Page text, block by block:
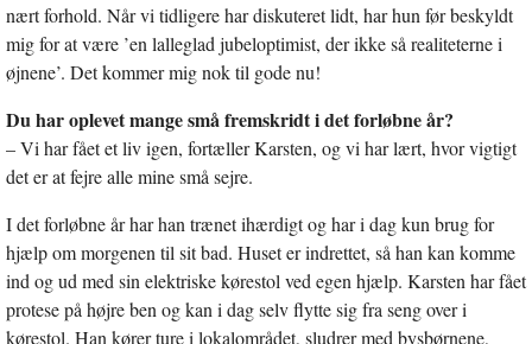
nært forhold. Når vi tidligere har diskuteret lidt, har hun før beskyldt
mig for at være ’en lalleglad jubeloptimist, der ikke så realiteterne i
øjnene’. Det kommer mig nok til gode nu!
Du har oplevet mange små fremskridt i det forløbne år?
– Vi har fået et liv igen, fortæller Karsten, og vi har lært, hvor vigtigt
det er at fejre alle mine små sejre.
I det forløbne år har han trænet ihærdigt og har i dag kun brug for
hjælp om morgenen til sit bad. Huset er indrettet, så han kan komme
ind og ud med sin elektriske kørestol ved egen hjælp. Karsten har fået
protese på højre ben og kan i dag selv flytte sig fra seng over i
kørestol. Han kører ture i lokalområdet, sludrer med bysbørnene,